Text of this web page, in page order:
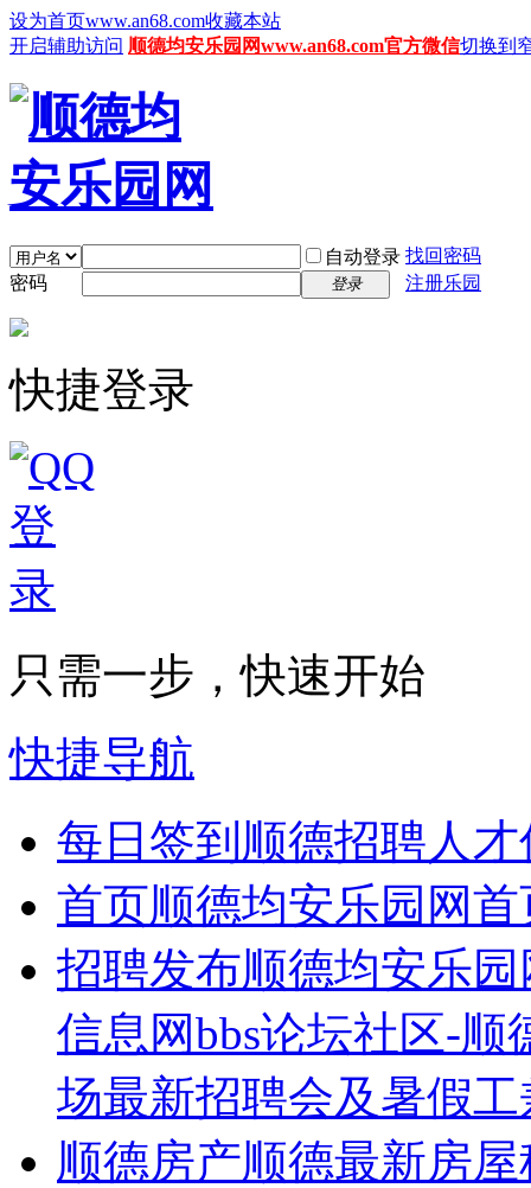
设为首页www.an68.com收藏本站
开启辅助访问 顺德均安乐园网www.an68.com官方微信切换到
自动登录 找回密码
密码
登录 注册乐园
快捷登录
只需一步，快速开始
快捷导航
每日签到 顺德招聘人
首页顺德均安乐园网首
招聘发布顺德均安乐
信息网bbs论坛社区-
场最新招聘会及暑假
顺德房产顺德最新房